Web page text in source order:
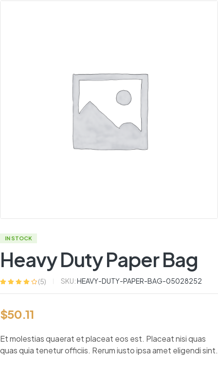
IN STOCK
Heavy Duty Paper Bag
valoracione
s de
(5) SKU:HEAVY-DUTY-PAPER-BAG-05028252
$50.11
Et molestias quaerat et placeat eos est. Placeat nisi quas
quas quia tenetur officiis. Rerum iusto ipsa amet eligendi sint.